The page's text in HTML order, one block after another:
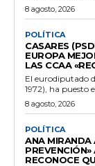
8 agosto, 2026
POLÍTICA
CASARES
EUROPA
LAS CCAA
El eurodiputado
1972), ha puesto
8 agosto, 2026
POLÍTICA
ANA MIRANDA
RECONOCE